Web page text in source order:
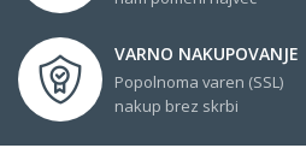
VARNO NAKUPOVANJE
Popolnoma varen (SSL)
nakup brez skrbi